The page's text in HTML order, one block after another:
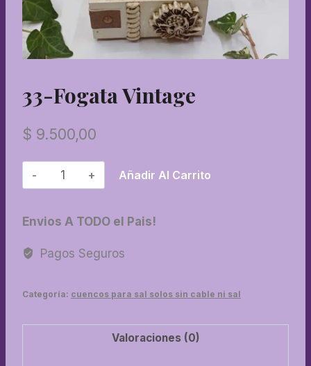
33-Fogata Vintage
$ 9.500,00
33-
Fogata
cantidad
Añadir Al Carrito
Envios A TODO el Pais!
Pagos Seguros
Categoría: cuencos para sal solos sin cable ni sal
Valoraciones (0)